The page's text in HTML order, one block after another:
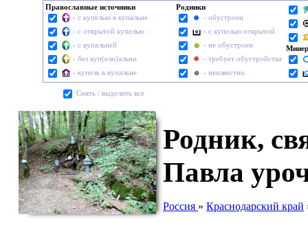
Православные источники
- с купелью в купальне
- с открытой купелью
- с купальней
- без куп(ели)альни
- купель в купальне
Родники
- обустроен
- с купелью открытой
- не обустроен
- требует обустройства
- неизвестно
Cнять / выделить все
Родник,
Павла
Россия » Краснодарский край